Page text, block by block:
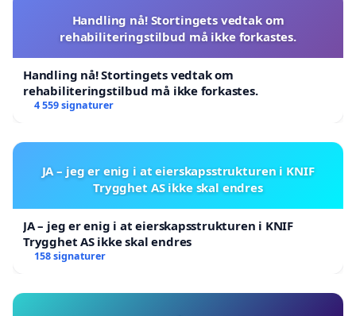
Handling nå! Stortingets vedtak om
rehabiliteringstilbud må ikke forkastes.
Handling nå! Stortingets vedtak om
rehabiliteringstilbud må ikke forkastes.
4 559 signaturer
JA – jeg er enig i at eierskapsstrukturen i KNIF
Trygghet AS ikke skal endres
JA – jeg er enig i at eierskapsstrukturen i KNIF
Trygghet AS ikke skal endres
158 signaturer